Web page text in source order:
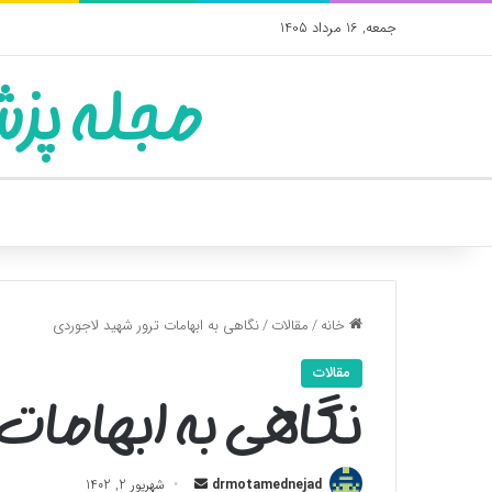
جمعه, 16 مرداد 1405
مجله
خانه/مقالات/نگاهی به ابهامات ترور شهید لاجوردی
مقالات
نگاهی به
drmotamednejad
ارسال شهریور 2, 1402